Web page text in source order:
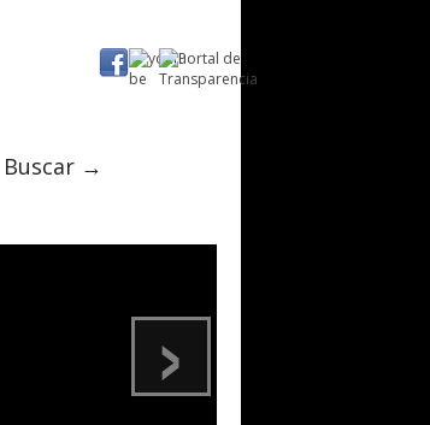
Buscar →
›